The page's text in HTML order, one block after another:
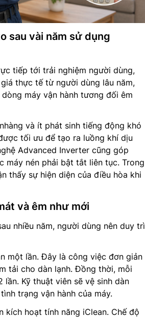
sau vài năm sử dụng
tiếp tới trải nghiệm người dùng,
thực tế từ người dùng lâu năm,
máy vận hành tương đối êm
và ít phát sinh tiếng động khó
tối ưu để tạo ra luồng khí dịu
Advanced Inverter cũng góp
máy nén phải bật tắt liên tục. Trong
thấy sự hiện diện của điều hòa khi
và êm như mới
nhiều năm, người dùng nên duy trì
một lần. Đây là công việc đơn giản
tải cho dàn lạnh. Đồng thời, mỗi
Kỹ thuật viên sẽ vệ sinh dàn
trạng vận hành của máy.
kích hoạt tính năng iClean. Chế độ